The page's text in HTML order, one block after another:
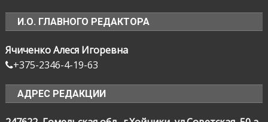
И.О. ГЛАВНОГО РЕДАКТОРА
Ячиченко Алеся Игоревна
+375-2346-4-19-63
АДРЕС РЕДАКЦИИ